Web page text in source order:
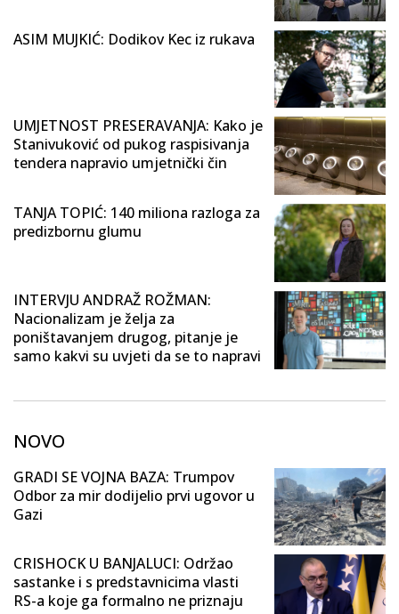
ASIM MUJKIĆ: Dodikov Kec iz rukava
UMJETNOST PRESERAVANJA: Kako je
Stanivuković od pukog raspisivanja
tendera napravio umjetnički čin
TANJA TOPIĆ: 140 miliona razloga za
predizbornu glumu
INTERVJU ANDRAŽ ROŽMAN:
Nacionalizam je želja za
poništavanjem drugog, pitanje je
samo kakvi su uvjeti da se to napravi
NOVO
GRADI SE VOJNA BAZA: Trumpov
Odbor za mir dodijelio prvi ugovor u
Gazi
CRISHOCK U BANJALUCI: Održao
sastanke i s predstavnicima vlasti
RS-a koje ga formalno ne priznaju